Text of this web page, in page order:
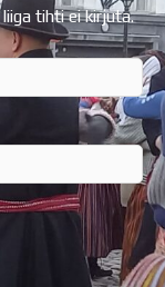
tihti ei kirjuta.